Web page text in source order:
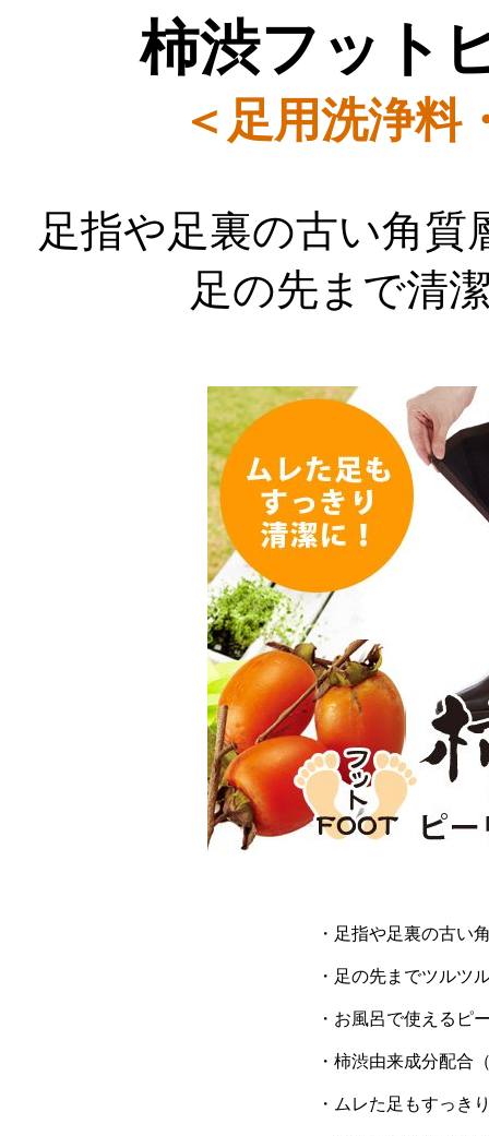
柿渋フット
＜足用洗浄料
足指や足裏の古い角
足の先まで清
・足指や足裏の古い
・足の先までツルツ
・お風呂で使えるピ
・柿渋由来成分配合
・ムレた足もすっき